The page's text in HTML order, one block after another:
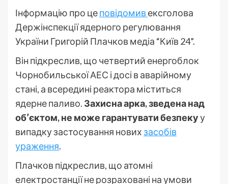
Інформацію про цеповідомивексголова
Держінспекції ядерного регулювання
України Григорій Плачков медіа “Київ 24”.
Він підкреслив, що четвертий енергоблок
Чорнобильської АЕС і досі в аварійному
стані, а всередині реактора міститься
ядерне паливо. Захисна арка, зведена над
об’єктом, не може гарантувати безпекуу
випадку застосування нових засобів
ураження.
Плачков підкреслив, що атомні
електростанції не розраховані на умови